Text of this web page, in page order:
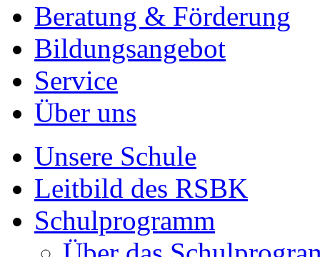
Beratung & Förderung
Bildungsangebot
Service
Über uns
Unsere Schule
Leitbild des RSBK
Schulprogramm